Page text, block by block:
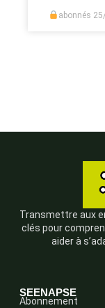
abonnés
Transmettre aux
clés pour
aider à
SEENAPSE
Abonnement